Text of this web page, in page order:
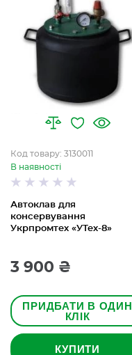
Автоклав для
консервування
Укрпромтех «УТех-8»
Код товару: 3130011
В наявності
3 900 ₴
ПРИДБАТИ В ОДИН
КЛІК
КУПИТИ